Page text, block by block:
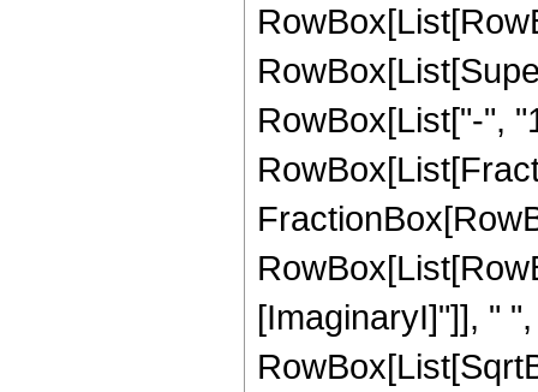
RowBox[List["-",
[ImaginaryI]"]], "